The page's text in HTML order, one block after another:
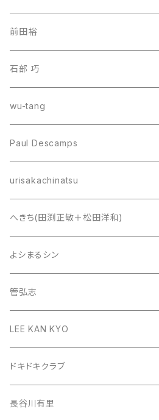
前田裕
石部 巧
wu-tang
Paul Descamps
urisakachinatsu
へきち(田渕正敏＋松田洋和)
よシまるシン
管弘志
LEE KAN KYO
ドキドキクラブ
長谷川有里